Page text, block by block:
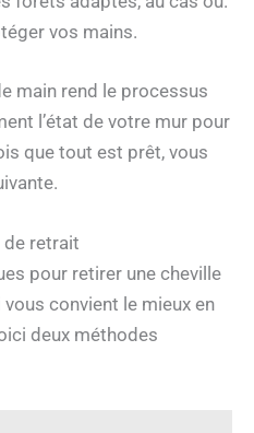
vos mains.
main rend le processus
l’état de votre mur pour
que tout est prêt, vous
retrait
pour retirer une cheville
convient le mieux en
deux méthodes